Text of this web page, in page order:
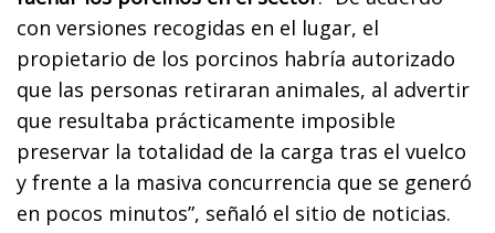
con versiones recogidas en el lugar, el
propietario de los porcinos habría autorizado
que las personas retiraran animales, al advertir
que resultaba prácticamente imposible
preservar la totalidad de la carga tras el vuelco
y frente a la masiva concurrencia que se generó
en pocos minutos”, señaló el sitio de noticias.